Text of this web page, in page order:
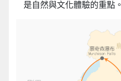
是自然與文化體驗的重點。